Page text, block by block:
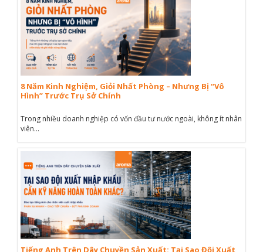
8 Năm Kinh Nghiệm, Giỏi Nhất Phòng – Nhưng Bị “Vô
Hình” Trước Trụ Sở Chính
Trong nhiều doanh nghiệp có vốn đầu tư nước ngoài, không ít nhân
viên...
Tiếng Anh Trên Dây Chuyền Sản Xuất: Tại Sao Đội Xuất